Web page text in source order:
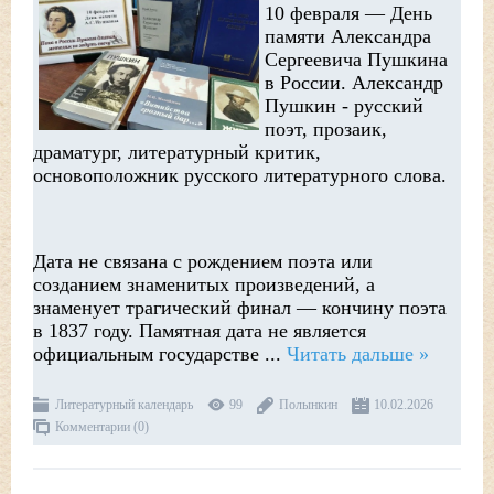
10 февраля — День
памяти Александра
Сергеевича Пушкина
в России. Александр
Пушкин - русский
поэт, прозаик,
драматург, литературный критик,
основоположник русского литературного слова.
Дата не связана с рождением поэта или
созданием знаменитых произведений, а
знаменует трагический финал — кончину поэта
в 1837 году. Памятная дата не является
официальным государстве ... Читать дальше »
Литературный календарь 99 Полынкин
10.02.2026
Комментарии (0)